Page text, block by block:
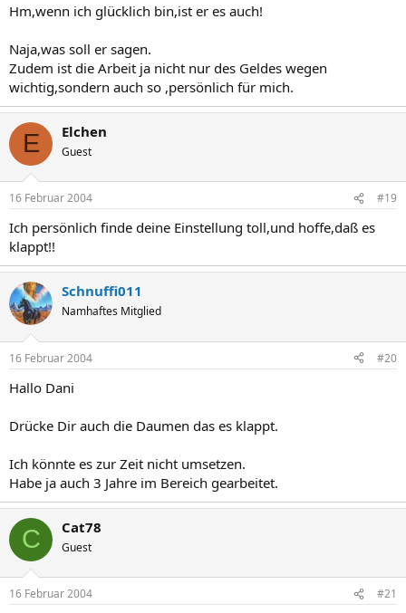
Hm,wenn ich glücklich bin,ist er es auch!
Naja,was soll er sagen.
Zudem ist die Arbeit ja nicht nur des Geldes wegen
wichtig,sondern auch so ,persönlich für mich.
E Elchen
Guest
16 Februar 2004 #19
Ich persönlich finde deine Einstellung toll,und hoffe,daß es
klappt!!
Schnuffi011
Namhaftes Mitglied
16 Februar 2004 #20
Hallo Dani
Drücke Dir auch die Daumen das es klappt.
Ich könnte es zur Zeit nicht umsetzen.
Habe ja auch 3 Jahre im Bereich gearbeitet.
C Cat78
Guest
16 Februar 2004 #21